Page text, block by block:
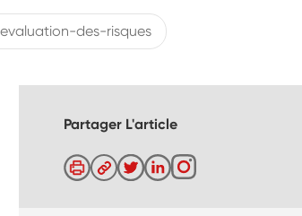
des-risques
Partager L'article